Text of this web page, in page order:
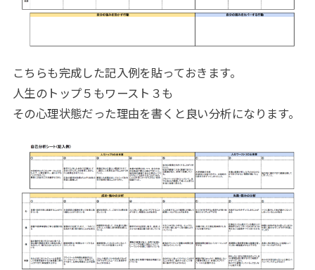
こちらも完成した記入例を貼っておきます。
人生のトップ５もワースト３も
その心理状態だった理由を書くと良い分析になります。